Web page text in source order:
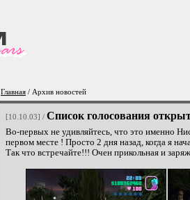
Главная / Архив новостей
[10.10.03] / Список голосования
Во-первых не удивляйтесь, что это именно
первом месте ! Просто 2 дня назад, когда я
Так что встречайте!!! Очен прикольная и